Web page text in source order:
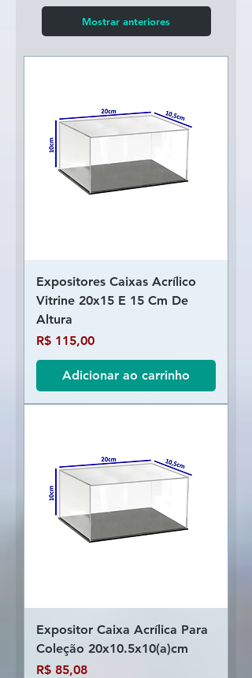
Mostrar anteriores
Expositores Caixas Acrílico
Vitrine 20x15 E 15 Cm De
Altura
Preço
R$ 115,00
Adicionar ao carrinho
Expositor Caixa Acrílica Para
Coleção 20x10.5x10(a)cm
Preço
R$ 85,08